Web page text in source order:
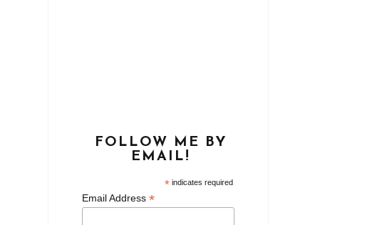
FOLLOW ME BY
EMAIL!
* indicates required
Email Address *